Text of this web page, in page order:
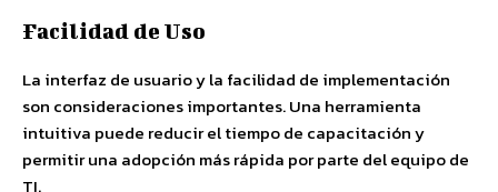
Facilidad de Uso
La interfaz de usuario y la facilidad de implementación
son consideraciones importantes. Una herramienta
intuitiva puede reducir el tiempo de capacitación y
permitir una adopción más rápida por parte del equipo de
TI.